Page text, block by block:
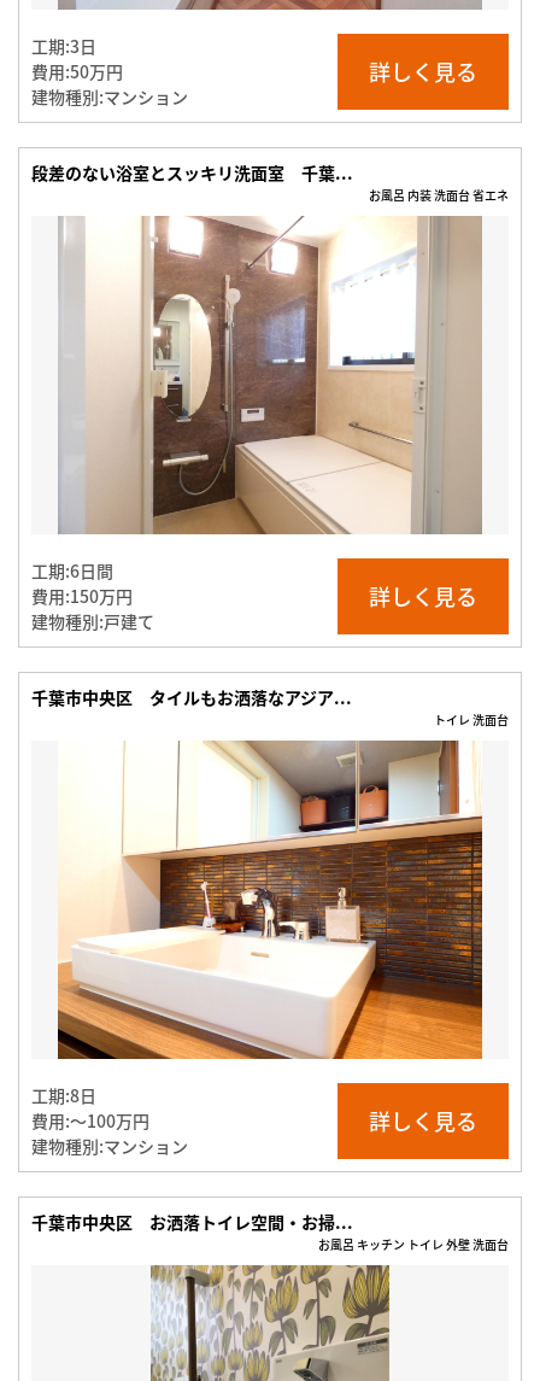
工期:3日
費用:50万円
建物種別:マンション
詳しく見る
段差のない浴室とスッキリ洗面室 千葉...
お風呂 内装 洗面台 省エネ
工期:6日間
費用:150万円
建物種別:戸建て
詳しく見る
千葉市中央区 タイルもお洒落なアジア...
トイレ 洗面台
工期:8日
費用:〜100万円
建物種別:マンション
詳しく見る
千葉市中央区 お洒落トイレ空間・お掃...
お風呂 キッチン トイレ 外壁 洗面台